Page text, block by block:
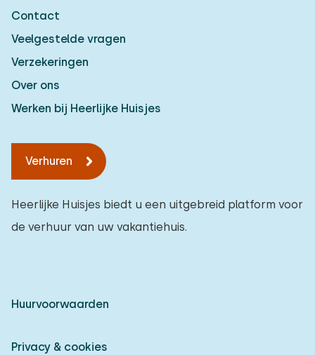
Contact
Veelgestelde vragen
Verzekeringen
Over ons
Werken bij Heerlijke Huisjes
Verhuren
Heerlijke Huisjes biedt u een uitgebreid platform voor
de verhuur van uw vakantiehuis.
Huurvoorwaarden
Privacy & cookies